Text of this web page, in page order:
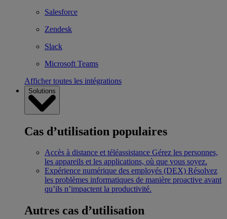
Salesforce
Zendesk
Slack
Microsoft Teams
Afficher toutes les intégrations
Solutions
Cas d’utilisation populaires
Accès à distance et téléassistance Gérez les personnes,
les appareils et les applications, où que vous soyez.
Expérience numérique des employés (DEX) Résolvez
les problèmes informatiques de manière proactive avant
qu’ils n’impactent la productivité.
Autres cas d’utilisation